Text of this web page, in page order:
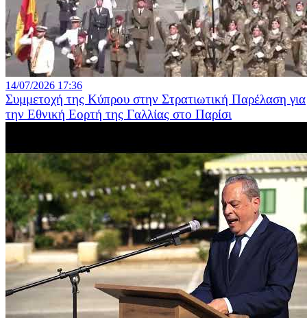
14/07/2026 17:36
Συμμετοχή της Κύπρου στην Στρατιωτική Παρέλαση για
την Εθνική Εορτή της Γαλλίας στο Παρίσι